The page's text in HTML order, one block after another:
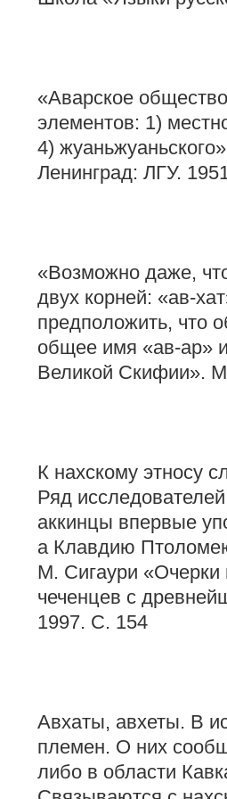
«Аварское
элементов: 1)
4)
Ленинград: ЛГУ.
«Возможно даже,
двух корней: «ав-
предположить, что
общее имя «ав-ар»
Великой Скифии».
К нахскому этносу
Ряд
аккинцы впервые
а Клавдию
М. Сигаури «Очерки
чеченцев с
1997. С. 154
Авхаты, авхеты. В
племен. О них
либо в области